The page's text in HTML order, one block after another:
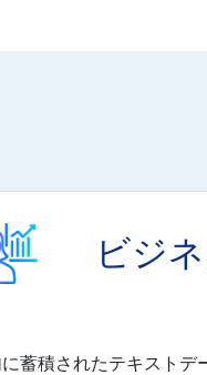
ビジ
蓄積されたテキストデ